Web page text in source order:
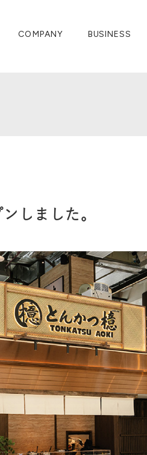
COMPANY BUSINESS
しました。